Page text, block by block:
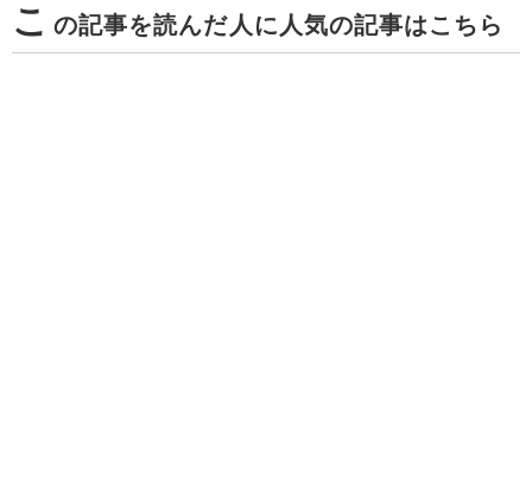
こ の記事を読んだ人に人気の記事はこちら